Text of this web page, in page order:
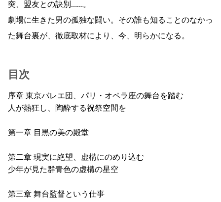
突、盟友との訣別……。
劇場に生きた男の孤独な闘い。その誰も知ることのなかっ
た舞台裏が、徹底取材により、今、明らかになる。
目次
序章 東京バレエ団、パリ・オペラ座の舞台を踏む
人が熱狂し、陶酔する祝祭空間を
第一章 目黒の美の殿堂
第二章 現実に絶望、虚構にのめり込む
少年が見た群青色の虚構の星空
第三章 舞台監督という仕事